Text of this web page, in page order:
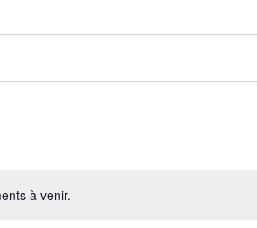
à venir.